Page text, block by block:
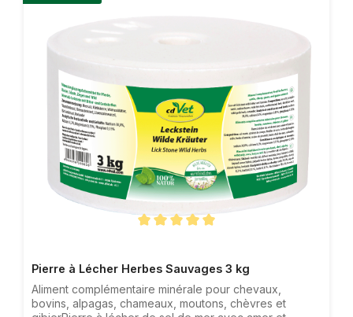
Pierre à Lécher Herbes Sauvages 3 kg
Aliment complémentaire minérale pour chevaux,
bovins, alpagas, chameaux, moutons, chèvres et